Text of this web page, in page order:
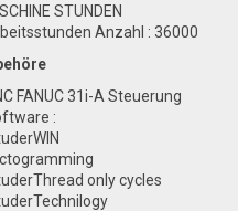
STUNDEN
Anzahl : 36000
FANUC 31i-A Steuerung
:
only cycles